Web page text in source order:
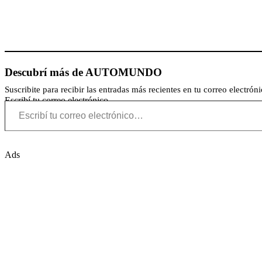
Descubrí más de AUTOMUNDO
Suscribite para recibir las entradas más recientes en tu correo
Escribí tu correo electrónico…
Ads